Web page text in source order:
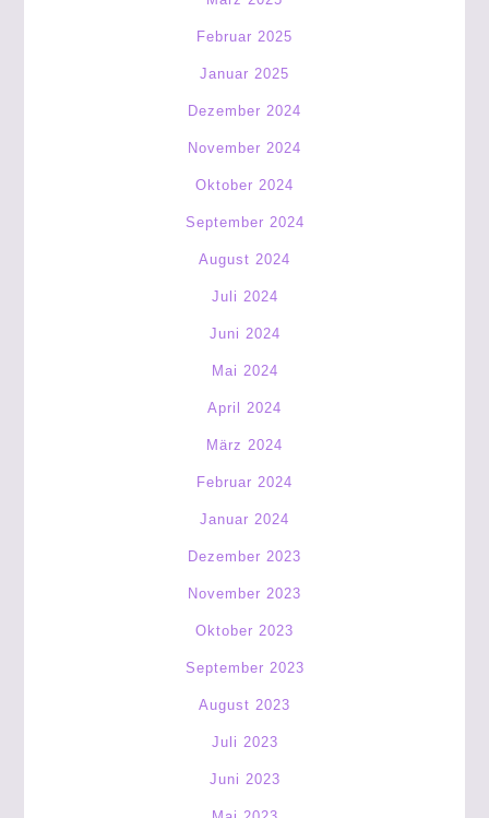
Februar 2025
Januar 2025
Dezember 2024
November 2024
Oktober 2024
September 2024
August 2024
Juli 2024
Juni 2024
Mai 2024
April 2024
März 2024
Februar 2024
Januar 2024
Dezember 2023
November 2023
Oktober 2023
September 2023
August 2023
Juli 2023
Juni 2023